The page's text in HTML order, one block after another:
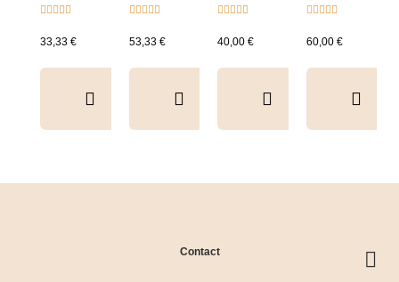
Collection
& Tips

33,33 €
Mood :
ON
Collection

53,33 €
Collection
& Tips

40,00 €
Tips &
nuancier

60,00 €
Collection
Contact